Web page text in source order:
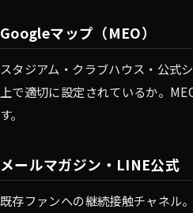
Googleマップ（MEO）
スタジアム・クラブハウス・公式
上で適切に設定されているか。
す。
メールマガジン・LINE公式
既存ファンへの継続接触チャネル